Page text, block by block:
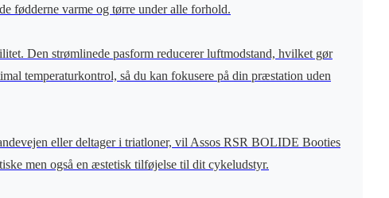
fødderne varme og tørre under alle forhold.
Den strømlinede pasform reducerer luftmodstand, hvilket gør
temperaturkontrol, så du kan fokusere på din præstation uden
eller deltager i triatloner, vil Assos RSR BOLIDE Booties
men også en æstetisk tilføjelse til dit cykeludstyr.